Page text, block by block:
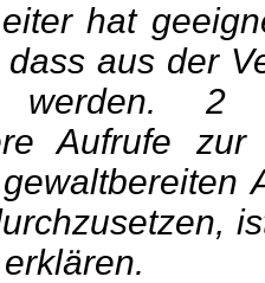
hat
aus der
werden. 2
Aufrufe